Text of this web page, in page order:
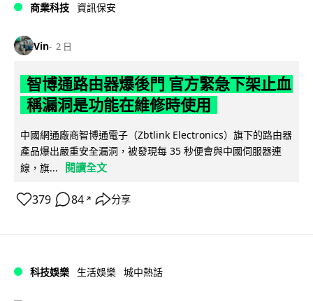
商業科技 資訊保安
Vin 2 日
智博通路由器爆後門 官方緊急下架止血
稱漏洞是功能在維修時使用
中國網通廠商智博通電子（Zbtlink Electronics）旗下的路由器
產品爆出嚴重安全漏洞，被發現每 35 秒便會與中國伺服器連
線，旗...
閱讀全文
379 84 ↗ 分享
科技娛樂 生活娛樂 城中熱話